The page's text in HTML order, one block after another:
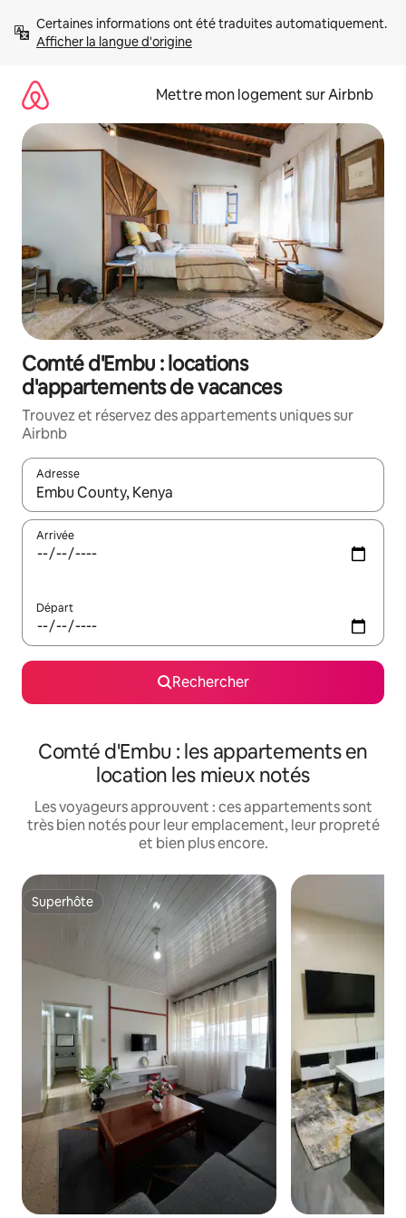
directement
Afficher la langue d'origine
Mettre mon logement sur Airbnb
Comté d'Embu : locations
d'appartements de vacances
Trouvez et réservez des appartements uniques sur
Airbnb
Adresse
Lorsque les résultats s'affichent, utilisez les flèches vers le
Arrivée
Départ
Rechercher
Comté d'Embu : les appartements en
location les mieux notés
Les voyageurs approuvent : ces appartements sont
très bien notés pour leur emplacement, leur propreté
et bien plus encore.
Superhôte
Superhôte